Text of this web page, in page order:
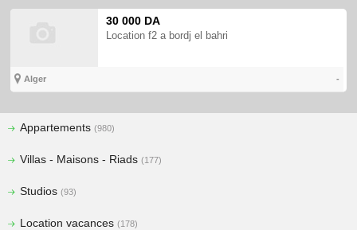
30 000 DA
Location f2 a bordj el bahri
Alger -
Appartements (980)
Villas - Maisons - Riads (177)
Studios (93)
Location vacances (178)